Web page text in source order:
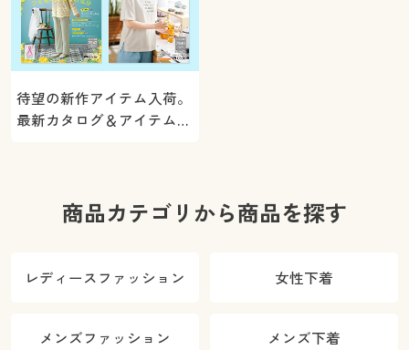
待望の新作アイテム入荷。
最新カタログ＆アイテムを
商品カテゴリから商品を探す
レディースファッション 女性下着
メンズファッション メンズ下着